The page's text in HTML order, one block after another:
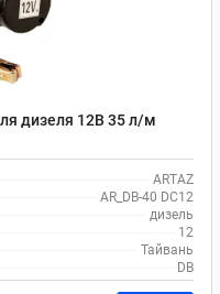
дизеля 12В 35 л/м
ARTAZ
AR_DB-40 DC12
дизель
12
Тайвань
DB